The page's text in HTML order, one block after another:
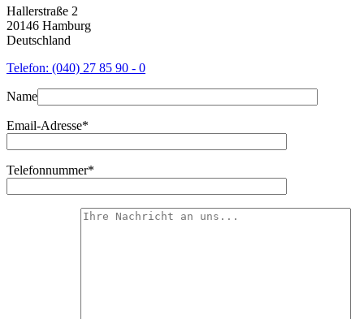
Hallerstraße 2
20146 Hamburg
Deutschland
Telefon: (040) 27 85 90 - 0
Name
Email-Adresse*
Telefonnummer*